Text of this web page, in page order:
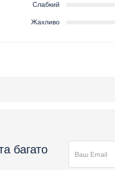
Слабкий
Жахливо
багато